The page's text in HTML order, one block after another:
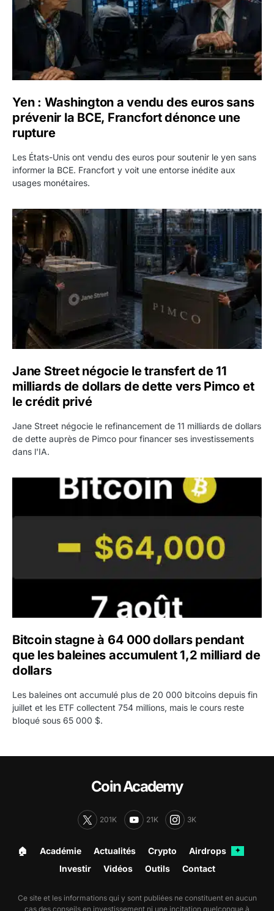
Yen : Washington a vendu des euros sans
prévenir la BCE, Francfort dénonce une
rupture
Les États-Unis ont vendu des euros pour soutenir le yen sans
informer la BCE. Francfort y voit une entorse inédite aux
usages monétaires.
Jane Street négocie le transfert de 11 milliards de
Jane Street négocie le transfert de 11
milliards de dollars de dette vers Pimco et
le crédit privé
Jane Street négocie le refinancement de 11 milliards de dollars
de dette auprès de Pimco pour financer ses investissements
dans l'IA.
Bitcoin stagne à 64 000 dollars pendant que les
Bitcoin stagne à 64 000 dollars pendant
que les baleines accumulent 1,2 milliard de
dollars
Les baleines ont accumulé plus de 20 000 bitcoins depuis fin
juillet et les ETF collectent 754 millions, mais le cours reste
bloqué sous 65 000 $.
Coin Academy
201K 21K 3K
🏠︎ Académie Actualités Crypto Airdrops ✦
Investir Vidéos Outils Contact
Ce site et les informations qui y sont publiées ne constituent en aucun
cas des conseils en investissement ni une incitation quelconque à